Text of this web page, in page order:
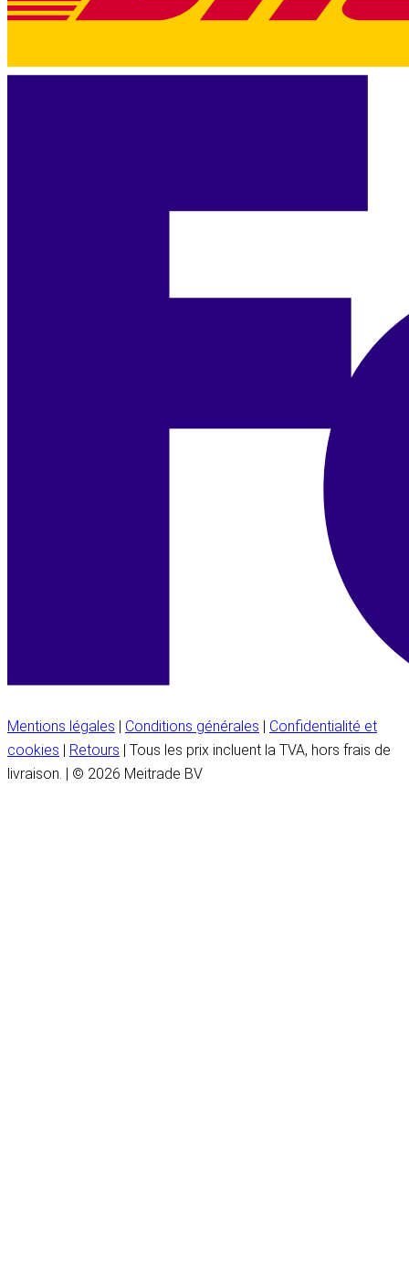
Mentions légales | Conditions générales | Confidentialité et
cookies | Retours | Tous les prix incluent la TVA, hors frais de
livraison. | © 2026 Meitrade BV